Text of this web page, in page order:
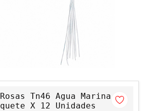
Tn46 Agua Marina
X 12 Unidades